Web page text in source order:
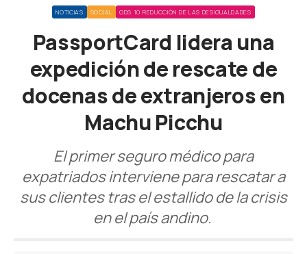
NOTICIAS SOCIAL ODS 10 REDUCCIÓN DE LAS DESIGUALDADES
PassportCard lidera una
expedición de rescate de
docenas de extranjeros en
Machu Picchu
El primer seguro médico para
expatriados interviene para rescatar a
sus clientes tras el estallido de la crisis
en el país andino.